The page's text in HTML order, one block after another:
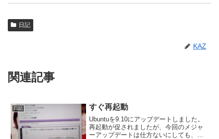
日記
KAZ
関連記事
日記 すぐ再起動
Ubuntuを9.10にアップデートしました。
再起動が促されましたが、今回のメジャ
ーアップデートは仕方ないにしても、